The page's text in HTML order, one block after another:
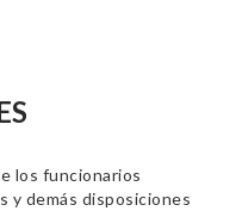
los funcionarios
y demás disposiciones